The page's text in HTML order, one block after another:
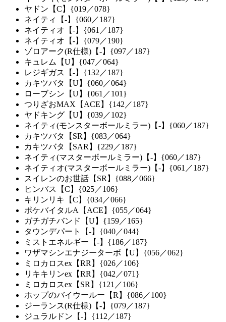
ヤドン【C】{019／078}
ネイティ【-】{060／187}
ネイティオ【-】{061／187}
ネイティオ【-】{079／190}
ゾロアーク(R仕様)【-】{097／187}
キュレム【U】{047／064}
レジギガス【-】{132／187}
カキツバタ【U】{060／064}
ローブシン【U】{061／101}
つりざおMAX【ACE】{142／187}
ヤドキング【U】{039／102}
ネイティ(モンスターボールミラー)【-】{060／187}
カキツバタ【SR】{083／064}
カキツバタ【SAR】{229／187}
ネイティ(マスターボールミラー)【-】{060／187}
ネイティオ(マスターボールミラー)【-】{061／187}
スイレンのお世話【SR】{088／066}
ヒンバス【C】{025／106}
キリンリキ【C】{034／066}
ポケバイタルA【ACE】{055／064}
ガチガチバンド【U】{159／165}
タウンデパート【-】{040／044}
ミストエネルギー【-】{186／187}
ワザマシンエナジーターボ【U】{056／062}
ミロカロスex【RR】{026／106}
リキキリンex【RR】{042／071}
ミロカロスex【SR】{121／106}
ホップのバイウールー【R】{086／100}
ジーランス(R仕様)【-】{079／187}
ジュラルドン【-】{112／187}